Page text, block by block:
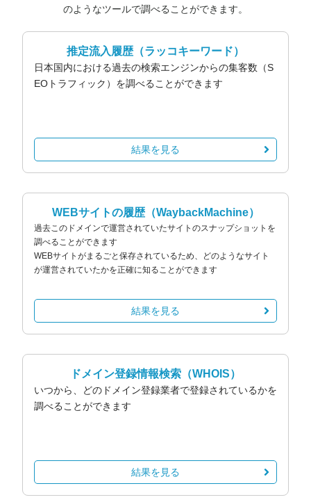
のようなツールで調べることができます。
推定流入履歴（ラッコキーワード）
日本国内における過去の検索エンジンからの集客数（S
EOトラフィック）を調べることができます
結果を見る
WEBサイトの履歴（WaybackMachine）
過去このドメインで運営されていたサイトのスナップショットを
調べることができます
WEBサイトがまるごと保存されているため、どのようなサイト
が運営されていたかを正確に知ることができます
結果を見る
ドメイン登録情報検索 （WHOIS）
いつから、どのドメイン登録業者で登録されているかを
調べることができます
結果を見る